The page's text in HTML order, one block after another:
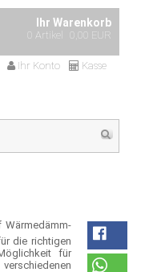
Ihr Warenkorb
0 Artikel 0,00 EUR
Ihr Konto Kasse
die richtigen
für